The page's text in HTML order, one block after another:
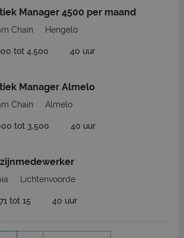
Manager 4500 per maand
Chain Hengelo
tot 4.500 40 uur
Manager Almelo
Chain Almelo
tot 3.500 40 uur
Lichtenvoorde
tot 15 40 uur